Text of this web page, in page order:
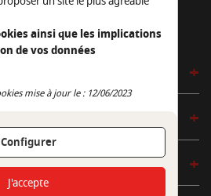
ainsi que les implications
de vos données
mise à jour le : 12/06/2023
Configurer
sans accepter
J'accepte